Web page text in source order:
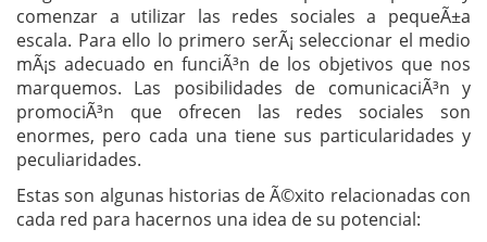
comenzar a utilizar las redes sociales a pequeÃ±a
escala. Para ello lo primero serÃ¡ seleccionar el medio
mÃ¡s adecuado en funciÃ³n de los objetivos que nos
marquemos. Las posibilidades de comunicaciÃ³n y
promociÃ³n que ofrecen las redes sociales son
enormes, pero cada una tiene sus particularidades y
peculiaridades.
Estas son algunas historias de Ã©xito relacionadas con
cada red para hacernos una idea de su potencial: